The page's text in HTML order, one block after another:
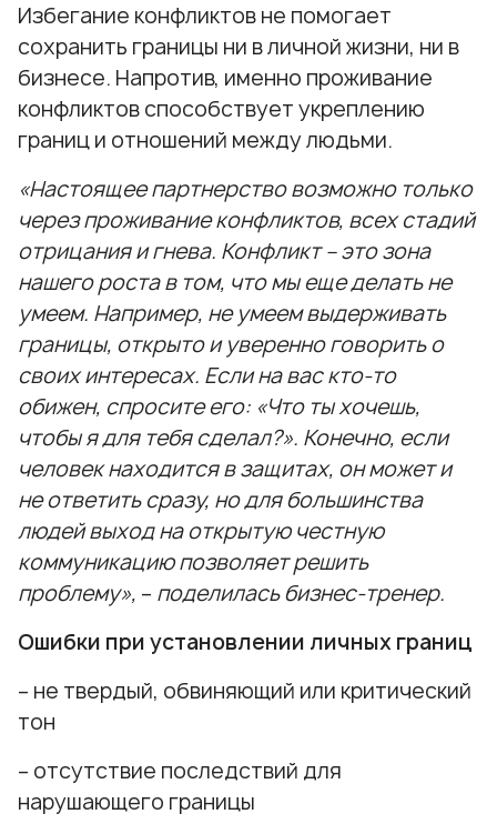
Избегание конфликтов не помогает
сохранить границы ни в личной жизни, ни в
бизнесе. Напротив, именно проживание
конфликтов способствует укреплению
границ и отношений между людьми.
«Настоящее партнерство возможно только
через проживание конфликтов, всех стадий
отрицания и гнева. Конфликт – это зона
нашего роста в том, что мы еще делать не
умеем. Например, не умеем выдерживать
границы, открыто и уверенно говорить о
своих интересах. Если на вас кто-то
обижен, спросите его: «Что ты хочешь,
чтобы я для тебя сделал?». Конечно, если
человек находится в защитах, он может и
не ответить сразу, но для большинства
людей выход на открытую честную
коммуникацию позволяет решить
проблему», – поделилась бизнес-тренер.
Ошибки при установлении личных границ
– не твердый, обвиняющий или критический
тон
– отсутствие последствий для
нарушающего границы